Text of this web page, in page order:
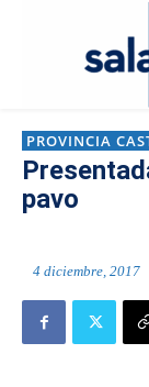
PROVINCIA
pavo
4 diciembre, 2017